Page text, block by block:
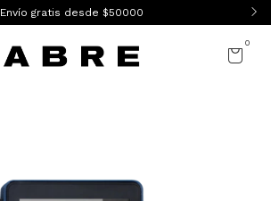
Envío gratis desde $50000
0